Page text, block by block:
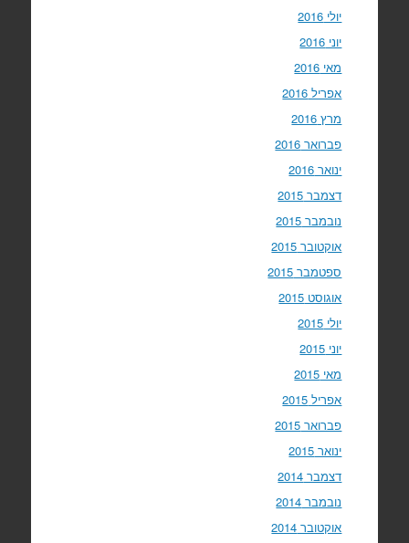
יולי 2016
יוני 2016
מאי 2016
אפריל 2016
מרץ 2016
פברואר 2016
ינואר 2016
דצמבר 2015
נובמבר 2015
אוקטובר 2015
ספטמבר 2015
אוגוסט 2015
יולי 2015
יוני 2015
מאי 2015
אפריל 2015
פברואר 2015
ינואר 2015
דצמבר 2014
נובמבר 2014
אוקטובר 2014